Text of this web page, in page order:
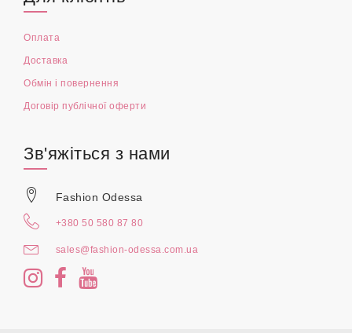
Оплата
Доставка
Обмін і повернення
Договір публічної оферти
Зв'яжіться з нами
Fashion Odessa
+380 50 580 87 80
sales@fashion-odessa.com.ua